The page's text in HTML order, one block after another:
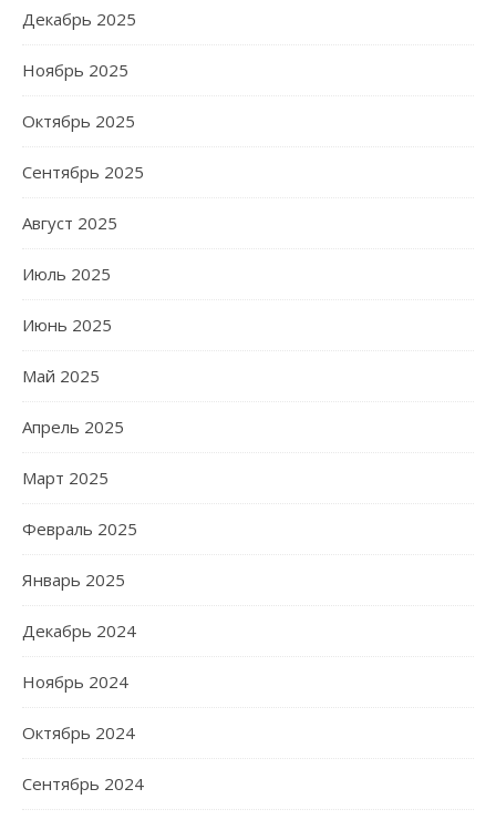
Декабрь 2025
Ноябрь 2025
Октябрь 2025
Сентябрь 2025
Август 2025
Июль 2025
Июнь 2025
Май 2025
Апрель 2025
Март 2025
Февраль 2025
Январь 2025
Декабрь 2024
Ноябрь 2024
Октябрь 2024
Сентябрь 2024